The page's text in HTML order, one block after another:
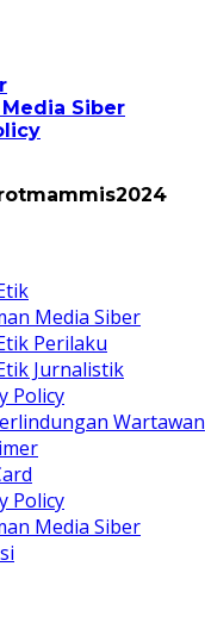
Siber
Media Siber
Perilaku
Jurnalistik
Policy
Wartawan
Policy
Media Siber